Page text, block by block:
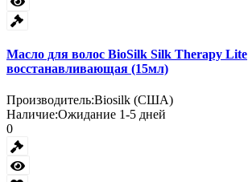
Масло для волос BioSilk Silk Therapy Lite
восстанавливающая (15мл)
Производитель:Biosilk (США)
Наличие:Ожидание 1-5 дней
0